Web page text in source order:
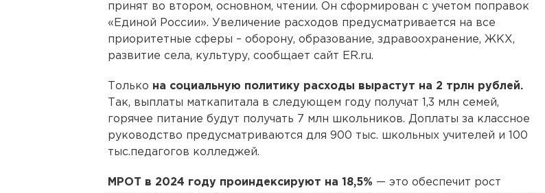
принят во втором, основном, чтении. Он сформирован с учетом поправок
«Единой России». Увеличение расходов предусматривается на все
приоритетные сферы – оборону, образование, здравоохранение, ЖКХ,
развитие села, культуру, сообщает сайт ER.ru.
Только на социальную политику расходы вырастут на 2 трлн рублей.
Так, выплаты маткапитала в следующем году получат 1,3 млн семей,
горячее питание будут получать 7 млн школьников. Доплаты за классное
руководство предусматриваются для 900 тыс. школьных учителей и 100
тыс.педагогов колледжей.
МРОТ в 2024 году проиндексируют на 18,5% — это обеспечит рост